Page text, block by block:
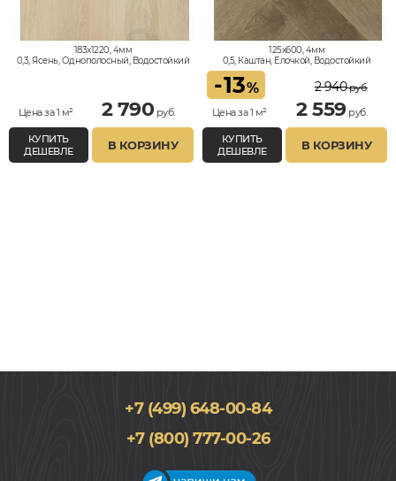
183x1220, 4мм
0,3, Ясень, Однополосный, Водостойкий
Цена за 1 м² 2 790 руб.
КУПИТЬ
ДЕШЕВЛЕ
В КОРЗИНУ
125x600, 4мм
0,5, Каштан, Елочкой, Водостойкий
-13%
Цена за 1 м²
2 940руб.
2 559руб.
КУПИТЬ
ДЕШЕВЛЕ
В КОРЗИНУ
+7 (499) 648-00-84
+7 (800) 777-00-26